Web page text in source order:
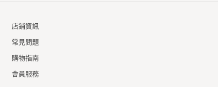
店鋪資訊
常見問題
購物指南
會員服務